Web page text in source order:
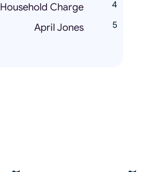
Household Charge
April Jones